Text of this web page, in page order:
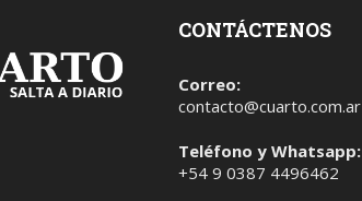
CONTÁCTENOS
Correo:
contacto@cuarto.com.ar
Teléfono y Whatsapp:
+54 9 0387 4496462